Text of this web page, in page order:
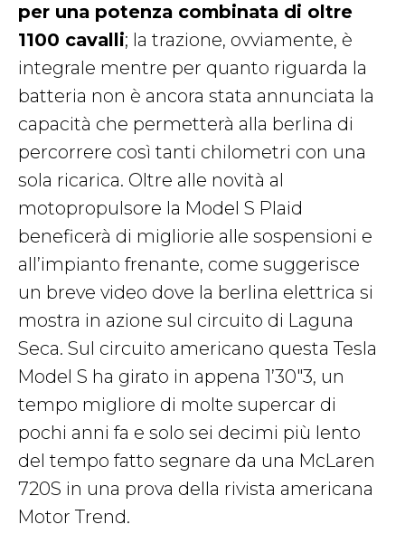
per una potenza combinata di oltre
1100 cavalli; la trazione, ovviamente, è
integrale mentre per quanto riguarda la
batteria non è ancora stata annunciata la
capacità che permetterà alla berlina di
percorrere così tanti chilometri con una
sola ricarica. Oltre alle novità al
motopropulsore la Model S Plaid
beneficerà di migliorie alle sospensioni e
all’impianto frenante, come suggerisce
un breve video dove la berlina elettrica si
mostra in azione sul circuito di Laguna
Seca. Sul circuito americano questa Tesla
Model S ha girato in appena 1’30″3, un
tempo migliore di molte supercar di
pochi anni fa e solo sei decimi più lento
del tempo fatto segnare da una McLaren
720S in una prova della rivista americana
Motor Trend.